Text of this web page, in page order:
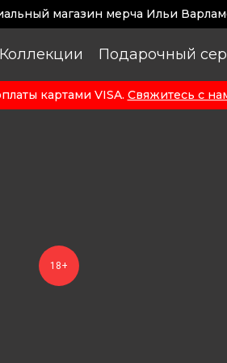
Коллекции Подарочный
магазин мерча Ильи
картами VISA. Свяжитесь с
18+